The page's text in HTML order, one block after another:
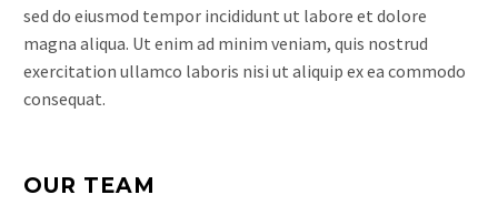
sed do eiusmod tempor incididunt ut labore et dolore
magna aliqua. Ut enim ad minim veniam, quis nostrud
exercitation ullamco laboris nisi ut aliquip ex ea commodo
consequat.
OUR TEAM